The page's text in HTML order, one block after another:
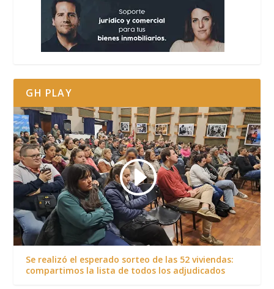
GH PLAY
Se realizó el esperado sorteo de las 52 viviendas:
compartimos la lista de todos los adjudicados